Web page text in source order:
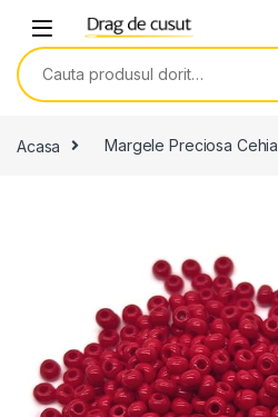
Search for:
Acasa Margele Preciosa Cehia